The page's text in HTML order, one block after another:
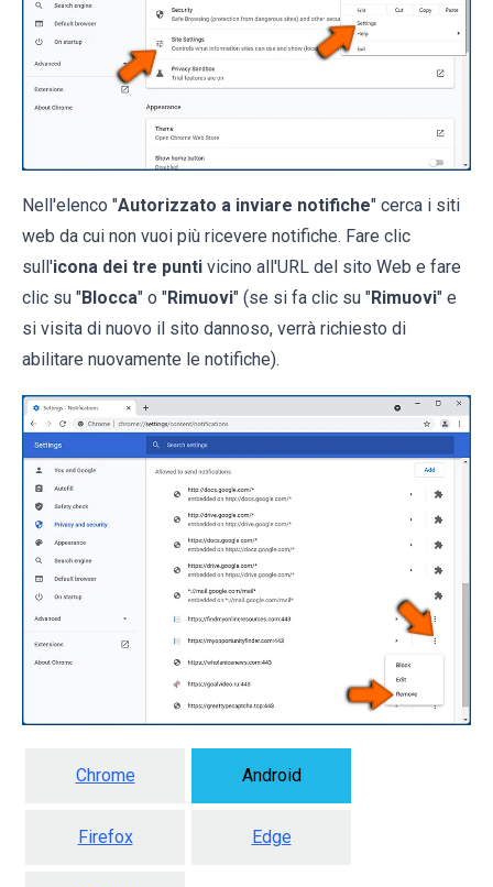
Nell'elenco "Autorizzato a inviare notifiche" cerca i siti
web da cui non vuoi più ricevere notifiche. Fare clic
sull'icona dei tre punti vicino all'URL del sito Web e fare
clic su "Blocca" o "Rimuovi" (se si fa clic su "Rimuovi" e
si visita di nuovo il sito dannoso, verrà richiesto di
abilitare nuovamente le notifiche).
Chrome Android
Firefox Edge